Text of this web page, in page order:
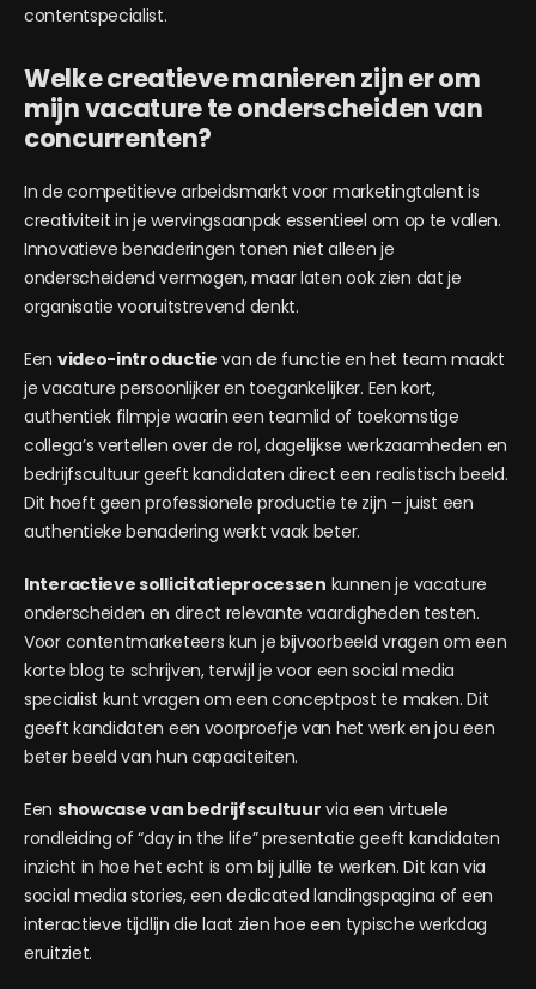
contentspecialist.
Welke creatieve manieren zijn er om
mijn vacature te onderscheiden van
concurrenten?
In de competitieve arbeidsmarkt voor marketingtalent is
creativiteit in je wervingsaanpak essentieel om op te vallen.
Innovatieve benaderingen tonen niet alleen je
onderscheidend vermogen, maar laten ook zien dat je
organisatie vooruitstrevend denkt.
Een video-introductie van de functie en het team maakt
je vacature persoonlijker en toegankelijker. Een kort,
authentiek filmpje waarin een teamlid of toekomstige
collega’s vertellen over de rol, dagelijkse werkzaamheden en
bedrijfscultuur geeft kandidaten direct een realistisch beeld.
Dit hoeft geen professionele productie te zijn – juist een
authentieke benadering werkt vaak beter.
Interactieve sollicitatieprocessen kunnen je vacature
onderscheiden en direct relevante vaardigheden testen.
Voor contentmarketeers kun je bijvoorbeeld vragen om een
korte blog te schrijven, terwijl je voor een social media
specialist kunt vragen om een conceptpost te maken. Dit
geeft kandidaten een voorproefje van het werk en jou een
beter beeld van hun capaciteiten.
Een showcase van bedrijfscultuur via een virtuele
rondleiding of “day in the life” presentatie geeft kandidaten
inzicht in hoe het echt is om bij jullie te werken. Dit kan via
social media stories, een dedicated landingspagina of een
interactieve tijdlijn die laat zien hoe een typische werkdag
eruitziet.